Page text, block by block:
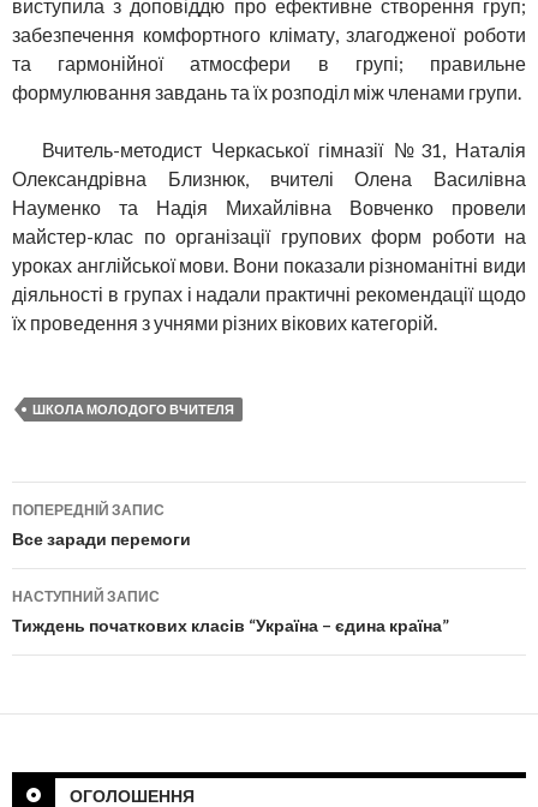
виступила з доповіддю про ефективне створення груп;
забезпечення комфортного клімату, злагодженої роботи
та гармонійної атмосфери в групі; правильне
формулювання завдань та їх розподіл між членами групи.
Вчитель-методист Черкаської гімназії №31, Наталія
Олександрівна Близнюк, вчителі Олена Василівна
Науменко та Надія Михайлівна Вовченко провели
майстер-клас по організації групових форм роботи на
уроках англійської мови. Вони показали різноманітні види
діяльності в групах і надали практичні рекомендації щодо
їх проведення з учнями різних вікових категорій.
ШКОЛА МОЛОДОГО ВЧИТЕЛЯ
Навігація по публікаціям
ПОПЕРЕДНІЙ ЗАПИС
Все заради перемоги
НАСТУПНИЙ ЗАПИС
Тиждень початкових класів “Україна – єдина країна”
ОГОЛОШЕННЯ